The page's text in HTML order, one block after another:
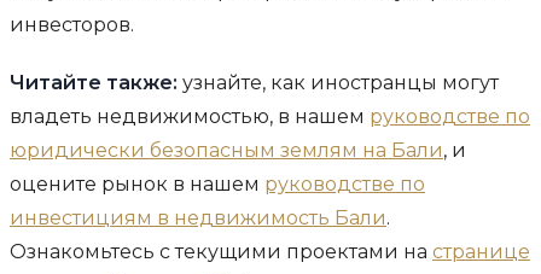
инвесторов.
Читайте также: узнайте, как иностранцы могут
владеть недвижимостью, в нашем руководстве по
юридически безопасным землям на Бали, и
оцените рынок в нашем руководстве по
инвестициям в недвижимость Бали.
Ознакомьтесь с текущими проектами на странице